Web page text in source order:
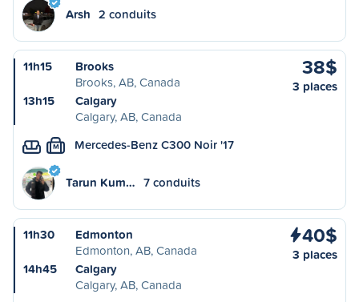
Arsh 2 conduits
11h15
Brooks
Brooks, AB, Canada
13h15
Calgary
Calgary, AB, Canada
38$
3 places
M Mercedes-Benz C300 Noir '17
Tarun Kum… 7 conduits
11h30
Edmonton
Edmonton, AB, Canada
14h45
Calgary
Calgary, AB, Canada
40$
3 places